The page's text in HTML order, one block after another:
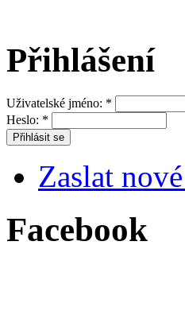
Přihlášení
Uživatelské jméno: *
Heslo: *
Zaslat
Facebook